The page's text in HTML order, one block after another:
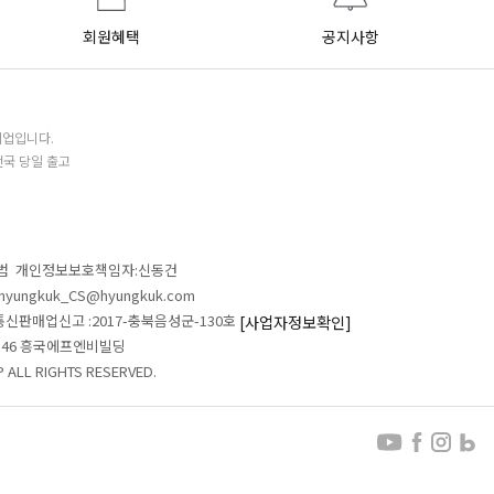
회원혜택 공지사항
입니다.
당일 출고
개인정보보호책임자:신동건
판매업신고 :2017-충북음성군-130호 [사업자정보확인]
흥국에프엔비빌딩
RIGHTS RESERVED.